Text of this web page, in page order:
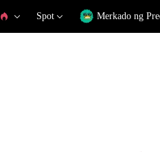
Spot Merkado ng